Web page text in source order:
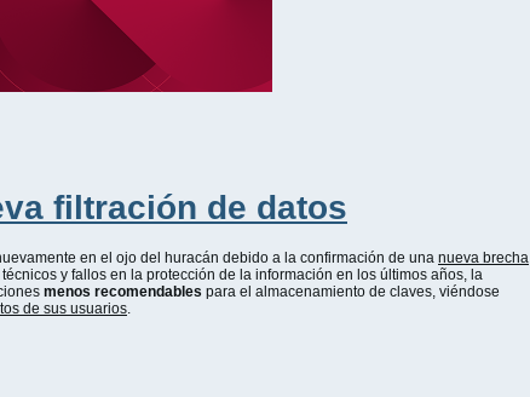
filtración de datos
en el ojo del huracán debido a la confirmación de una nueva brecha
y fallos en la protección de la información en los últimos años, la
menos recomendables para el almacenamiento de claves, viéndose
de sus usuarios.